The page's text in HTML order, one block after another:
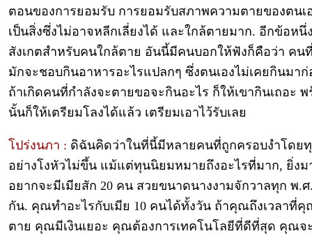
ตอนของการยอมรับ การยอมรับสภาพความตายของตนเ
เป็นสิ่งซึ่งไม่อาจหลีกเลี่ยงได้ และใกล้ตายมาก. อีกข้อหนึ่
สังเกตสำหรับคนใกล้ตาย อันนี้มีคนบอกให้ฟังก็คือว่า คน
มักจะชอบกินอาหารอะไรแปลกๆ ซึ่งตนเองไม่เคยกินมาก่
ถ้าเกิดคนที่กำลังจะตายขอจะกินอะไร ก็ให้เขากินเถอะ
นั้นก็ให้เตรียมโลงได้แล้ว เตรียมเอาไว้รับเลย
โปร่งนภา : ดิฉันคิดว่าในที่นี้มีหลายคนที่ถูกครอบงำโดย
อย่างโงหัวไม่ขึ้น แม้แต่ทุนนิยมหมายถึงอะไรที่มาก, ยิ่งม
อยากจะมีเมียสัก 20 คน สวยขนาดนางงามจักวาลทุก พ.
กัน. คุณทำอะไรกับเมีย 10 คนได้ทั้งวัน ถ้าคุณถึงเวลาที่
ตาย คุณมีเงินเยอะ คุณต้องการเทคโนโลยีที่ดีที่สุด คุณจ